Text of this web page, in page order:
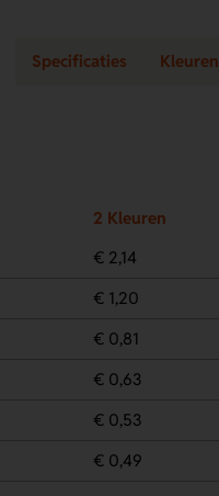
Specificaties Kleuren
2 Kleuren
€ 2,14
€ 1,20
€ 0,81
€ 0,63
€ 0,53
€ 0,49